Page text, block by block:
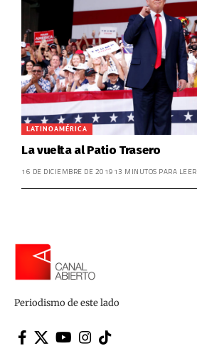
LATINOAMÉRICA
La vuelta al Patio Trasero
16 DE DICIEMBRE DE 2019 13 MINUTOS PARA LEER
Periodismo de este lado